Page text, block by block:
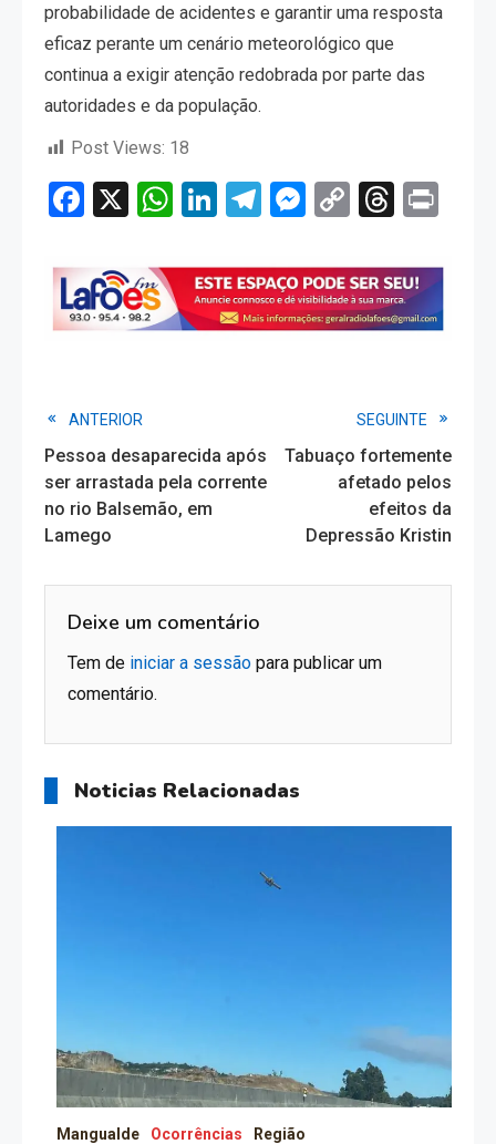
probabilidade de acidentes e garantir uma resposta
eficaz perante um cenário meteorológico que
continua a exigir atenção redobrada por parte das
autoridades e da população.
Post Views: 18
Facebook
X WhatsApp
LinkedIn
Telegram
Messenger
Copy
Read
more
articles
ANTERIOR
Pessoa desaparecida após
ser arrastada pela corrente
no rio Balsemão, em
Lamego
SEGUINTE
Tabuaço fortemente
afetado pelos
efeitos da
Depressão Kristin
Deixe um comentário
Tem de iniciar a sessão para publicar um
comentário.
Noticias Relacionadas
Mangualde Ocorrências Região